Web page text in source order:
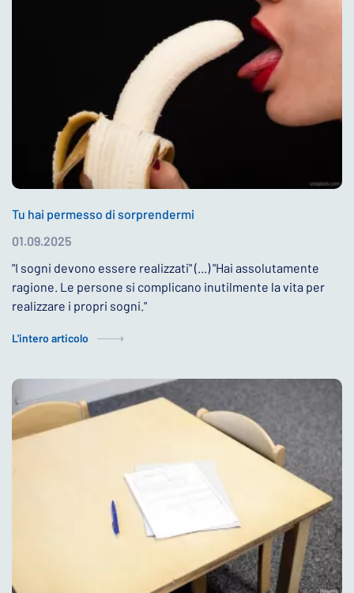
Tu hai permesso di sorprendermi
01.09.2025
"I sogni devono essere realizzati" (...) "Hai assolutamente
ragione. Le persone si complicano inutilmente la vita per
realizzare i propri sogni."
L'intero articolo